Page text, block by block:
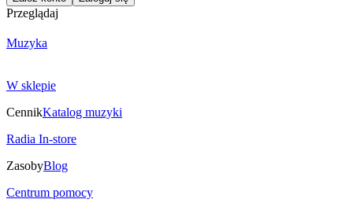
Przeglądaj
Muzyka
W sklepie
CennikKatalog muzyki
Radia In-store
ZasobyBlog
Centrum pomocy